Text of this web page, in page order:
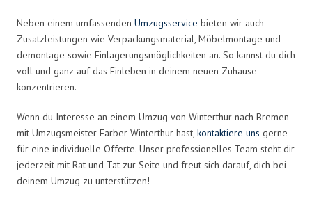
Neben einem umfassenden Umzugsservice bieten wir auch
Zusatzleistungen wie Verpackungsmaterial, Möbelmontage und -
demontage sowie Einlagerungsmöglichkeiten an. So kannst du dich
voll und ganz auf das Einleben in deinem neuen Zuhause
konzentrieren.
Wenn du Interesse an einem Umzug von Winterthur nach Bremen
mit Umzugsmeister Farber Winterthur hast, kontaktiere uns gerne
für eine individuelle Offerte. Unser professionelles Team steht dir
jederzeit mit Rat und Tat zur Seite und freut sich darauf, dich bei
deinem Umzug zu unterstützen!